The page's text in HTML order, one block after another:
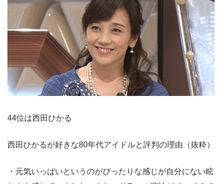
44位は西田ひかる
西田ひかるが好きな80年代アイドルと評判の理由（抜粋）
・元気いっぱいというのがぴったりな感じが自分にない眩